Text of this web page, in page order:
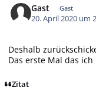
Gast Gast
20. April 2020 um
Deshalb
Das erste Mal das
Zitat